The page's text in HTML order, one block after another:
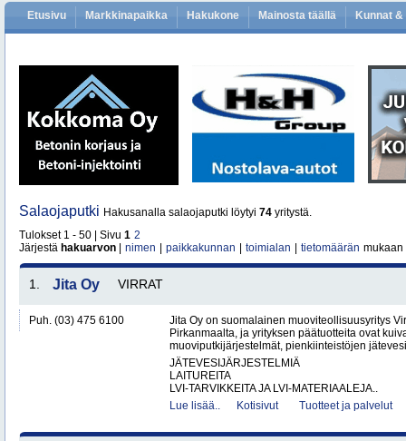
Etusivu Markkinapaikka Hakukone Mainosta täällä Kunnat
Salaojaputki Hakusanalla salaojaputki löytyi 74 yritystä.
Tulokset 1 - 50 | Sivu 1 2
Järjestä hakuarvon nimen paikkakunnan toimialan tietomäärän mukaan
1. Jita Oy VIRRAT
Puh. (03) 475 6100
Jita Oy on suomalainen muoviteollisuusyritys
Pirkanmaalta, ja yrityksen päätuotteita ovat
muoviputkijärjestelmät, pienkiinteistöjen
JÄTEVESIJÄRJESTELMIÄ
LAITUREITA
LVI-TARVIKKEITA JA LVI-MATERIAALEJA..
Lue lisää..
Kotisivut Tuotteet ja palvelut